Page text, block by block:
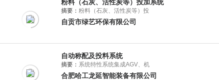
粉料（石灰、活性炭等）投加系统
摘要： 粉料（石灰、活性炭等）投
自贡市绿艺环保有限公司
自动称配及投料系统
摘要： 系统特性系统集成AGV、机
合肥哈工龙延智能装备有限公司